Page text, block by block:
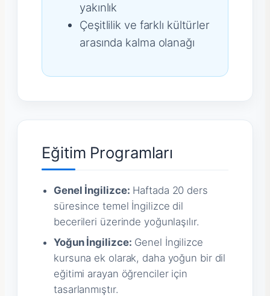
yakınlık
Çeşitlilik ve farklı kültürler
arasında kalma olanağı
Eğitim Programları
Genel İngilizce: Haftada 20 ders
süresince temel İngilizce dil
becerileri üzerinde yoğunlaşılır.
Yoğun İngilizce: Genel İngilizce
kursuna ek olarak, daha yoğun bir dil
eğitimi arayan öğrenciler için
tasarlanmıştır.